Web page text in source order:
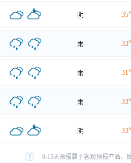
阴
雨
雨
雨
阴
8-15天预报属于客观预报产品，